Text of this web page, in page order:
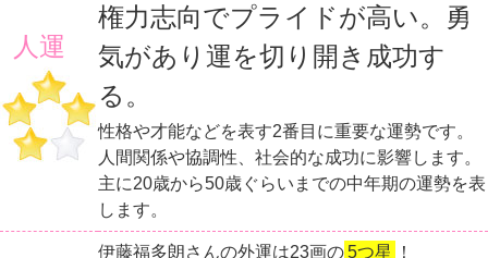
人運
権力志向でプライドが高い。勇
気があり運を切り開き成功す
る。
性格や才能などを表す2番目に重要な運勢です。
人間関係や協調性、社会的な成功に影響します。
主に20歳から50歳ぐらいまでの中年期の運勢を表
します。
伊藤福多朗さんの外運は23画の5つ星 ！